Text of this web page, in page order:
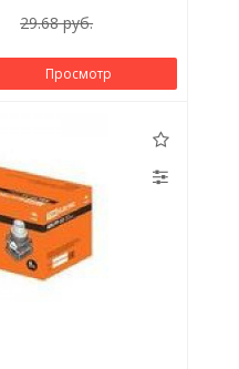
29.68 руб.
Просмотр